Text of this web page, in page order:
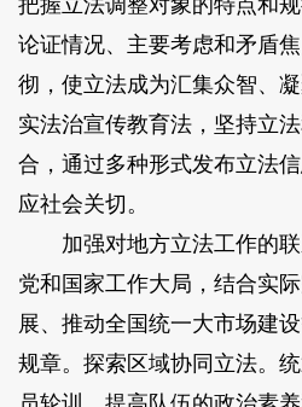
把握立法调整对象的特点和
论证情况、主要考虑和矛盾
彻，使立法成为汇集众智、
实法治宣传教育法，坚持立
合，通过多种形式发布立法
应社会关切。
加强对地方立法工作的联
党和国家工作大局，结合实
展、推动全国统一大市场建
规章。探索区域协同立法。